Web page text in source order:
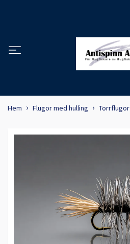
Hem Flugor med hulling Torrflugor